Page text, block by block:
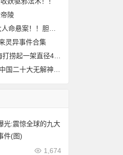
陵
！！胆小勿入！！
灵异事件合集
直径40米的圆形飞行器
十大无解神秘事件
光:震惊全球的九大
件(图)
1,674